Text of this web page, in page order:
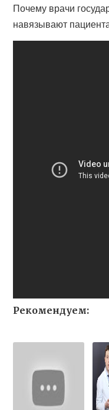
Почему врачи
навязывают
Рекомендуем: